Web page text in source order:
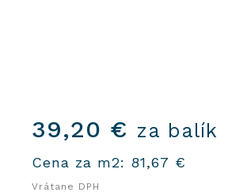
39,20 € za balík
Cena za m2: 81,67 €
Vrátane DPH